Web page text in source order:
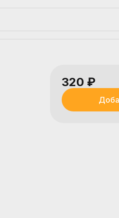
320 ₽